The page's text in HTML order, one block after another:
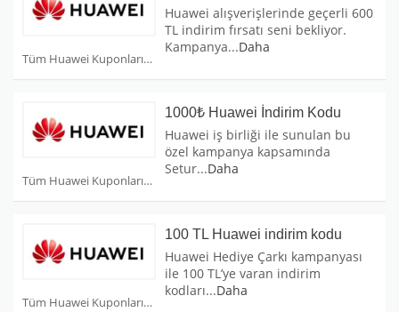
Tüm Huawei Kuponları
Huawei alışverişlerinde geçerli 600
TL indirim fırsatı seni bekliyor.
Kampanya...Daha
Tüm Huawei Kuponları
1000₺ Huawei İndirim Kodu
Huawei iş birliği ile sunulan bu
özel kampanya kapsamında
Setur...Daha
Tüm Huawei Kuponları
100 TL Huawei indirim kodu
Huawei Hediye Çarkı kampanyası
ile 100 TL’ye varan indirim
kodları...Daha